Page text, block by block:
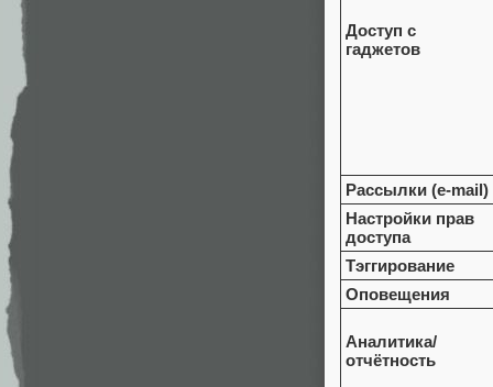
Доступ с
гаджетов
Рассылки (e-mail)
Настройки прав
доступа
Тэггирование
Оповещения
Аналитика/
отчётность